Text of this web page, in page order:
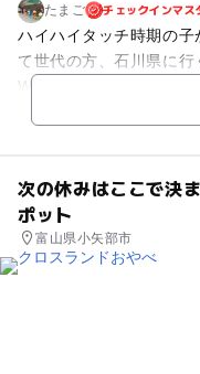
たまご チェックインマス
ハイハイタッチ時期の
て世代の方、石川県に
Wあたりの平日に利用
た。入場制限かかると
る場所です。 年齢別に
の子たちもエンドレス
歳の子がおもいっきり
た。 また、施設自体も
次の休みはここで決
ポット
富山県小矢部市